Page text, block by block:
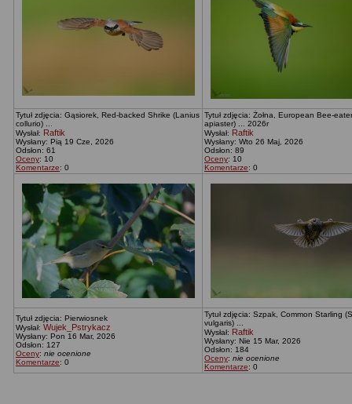
Tytuł zdjęcia: Gąsiorek, Red-backed Shrike (Lanius
collurio) ...
Wysłał: Raftik
Wysłany: Pią 19 Cze, 2026
Odsłon: 61
Oceny: 10
Komentarze: 0
Tytuł zdjęcia: Żołna, European Bee-
apiaster) ... 2026r
Wysłał: Raftik
Wysłany: Wto 26 Maj, 2026
Odsłon: 89
Oceny: 10
Komentarze: 0
Tytuł zdjęcia: Pierwiosnek
Wysłał: Wujek_Pstrykacz
Wysłany: Pon 16 Mar, 2026
Odsłon: 127
Oceny: nie ocenione
Komentarze: 0
Tytuł zdjęcia: Szpak, Common Starling
vulgaris) ...
Wysłał: Raftik
Wysłany: Nie 15 Mar, 2026
Odsłon: 184
Oceny: nie ocenione
Komentarze: 0